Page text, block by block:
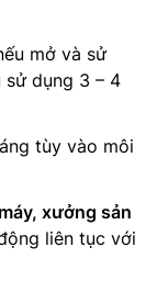
mở và sử
sử dụng 3 – 4
tùy vào môi
xưởng sản
liên tục với